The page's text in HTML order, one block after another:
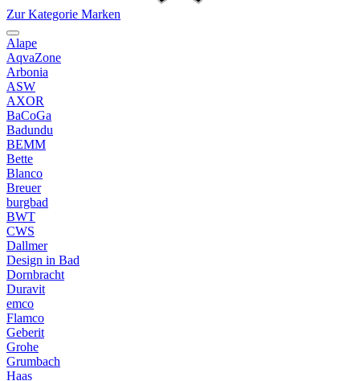
Zur Kategorie Marken
Alape
AqvaZone
Arbonia
ASW
AXOR
BaCoGa
Badundu
BEMM
Bette
Blanco
Breuer
burgbad
BWT
CWS
Dallmer
Design in Bad
Dornbracht
Duravit
emco
Flamco
Geberit
Grohe
Grumbach
Haas